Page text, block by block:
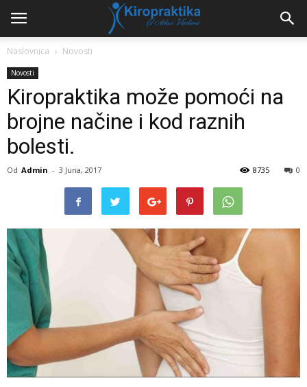
Naslovnica Novosti
Novosti
Kiropraktika može pomoći na
brojne načine i kod raznih
bolesti.
Od Admin - 3 Juna, 2017 0
8735